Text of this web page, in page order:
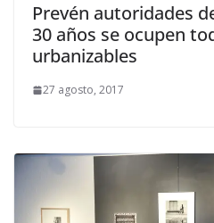
Prevén autoridades
30 años se ocupen
urbanizables
27 agosto, 2017